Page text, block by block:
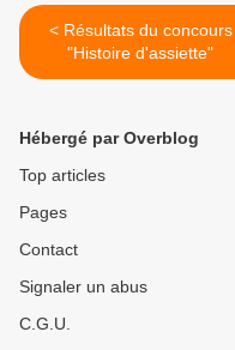
< Résultats du concours
"Histoire d'assiette"
Hébergé par Overblog
Top articles
Pages
Contact
Signaler un abus
C.G.U.